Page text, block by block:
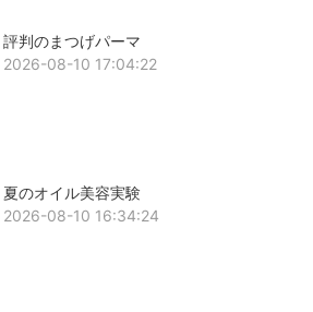
評判のまつげパーマ
2026-08-10 17:04:22
夏のオイル美容実験
2026-08-10 16:34:24